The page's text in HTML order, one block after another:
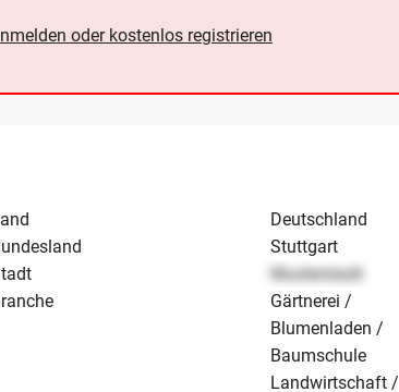
oder kostenlos registrieren
Deutschland
Stuttgart
Musterstadt
Gärtnerei /
Blumenladen /
Baumschule
Landwirtschaft /